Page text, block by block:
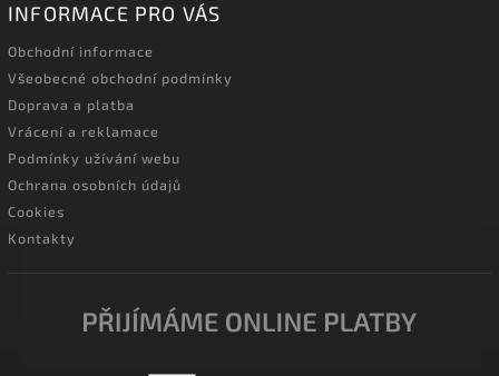
INFORMACE PRO VÁS
Obchodní informace
Všeobecné obchodní podmínky
Doprava a platba
Vrácení a reklamace
Podmínky užívání webu
Ochrana osobních údajů
Cookies
Kontakty